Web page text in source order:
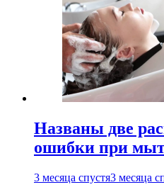
Названы две
ошибки при
3 месяца спустя3 месяца